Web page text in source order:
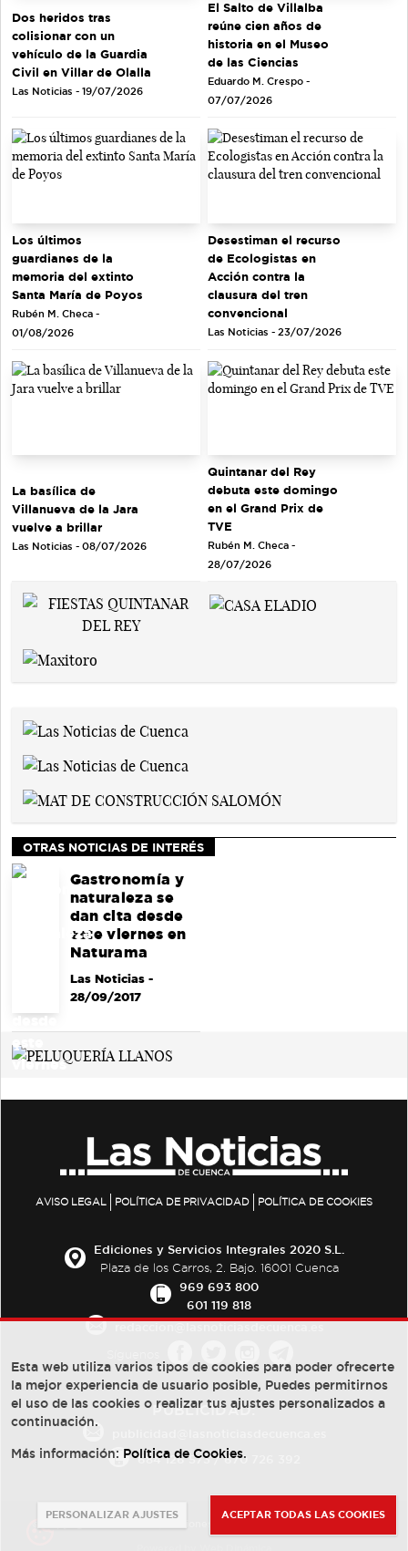
Dos heridos tras
colisionar con un
vehículo de la Guardia
Civil en Villar de Olalla
Las Noticias - 19/07/2026
El Salto de Villalba
reúne cien años de
historia en el Museo
de las Ciencias
Eduardo M. Crespo -
07/07/2026
Los últimos
guardianes de la
memoria del extinto
Santa María de Poyos
Rubén M. Checa -
01/08/2026
Desestiman el recurso
de Ecologistas en
Acción contra la
clausura del tren
convencional
Las Noticias - 23/07/2026
La basílica de
Villanueva de la Jara
vuelve a brillar
Las Noticias - 08/07/2026
Quintanar del Rey
debuta este domingo
en el Grand Prix de
TVE
Rubén M. Checa -
28/07/2026
OTRAS NOTICIAS DE INTERÉS
Gastronomía y
naturaleza se
dan cita desde
este viernes en
Naturama
Las Noticias-
28/09/2017
AVISO LEGAL POLÍTICA DE PRIVACIDAD POLÍTICA DE COOKIES
Ediciones y Servicios Integrales 2020 S.L.
Plaza de los Carros, 2. Bajo. 16001 Cuenca
969 693 800
601 119 818
PUBLICIDAD:
684 126 573/670 726 392
Esta web utiliza varios tipos de cookies para poder ofrecerte
la mejor experiencia de usuario posible, Puedes permitirnos
el uso de las cookies o realizar tus ajustes personalizados a
continuación.
Más información: Política de Cookies.
PERSONALIZAR AJUSTES ACEPTAR TODAS LAS COOKIES